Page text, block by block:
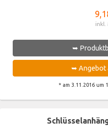
inkl.
➥
➥ Angebot
* am 3.11.2016 um